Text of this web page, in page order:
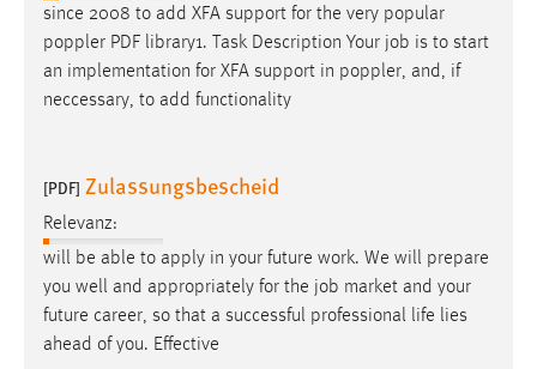
since 2008 to add XFA support for the very popular
poppler PDF library1. Task Description Your job is to start
an implementation for XFA support in poppler, and, if
neccessary, to add functionality
[PDF] Zulassungsbescheid
Relevanz:
will be able to apply in your future work. We will prepare
you well and appropriately for the job market and your
future career, so that a successful professional life lies
ahead of you. Effective
Name:
MibewSessionID, MIBEW_UserID, mibew_locale, mibew-
chat-frame-style-5e9dbeb1811c0446
Cookie Laufzeit:
MibewSessionID, mibew-chat-frame-style-
5e9dbeb1811c0446 = Sitzungslaufzeit, mibew_locale = 3
Jahre, MIBEW_UserID = 1 Jahr
Login